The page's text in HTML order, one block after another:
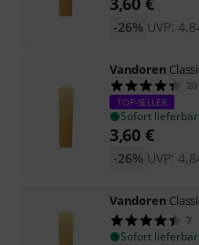
UVP:
-26%
Vandoren
20
TOP-SELLER
Sofort lieferbar
3,60 €
UVP:
-26%
Vandoren
7
Sofort lieferbar